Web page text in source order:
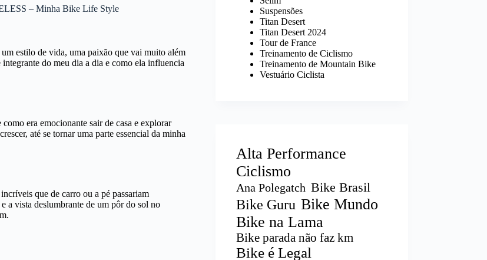
– Minha Bike Life Style
estilo de vida, uma paixão que vai muito além
do meu dia a dia e como ela influencia
era emocionante sair de casa e explorar
até se tornar uma parte essencial da minha
que de carro ou a pé passariam
a vista deslumbrante de um pôr do sol no
Suspensões
Titan Desert
Titan Desert 2024
Tour de France
Treinamento de Ciclismo
Treinamento de Mountain Bike
Vestuário Ciclista
Alta Performance
Ciclismo
Ana Polegatch Bike Brasil
Bike Guru Bike Mundo
Bike na Lama
Bike parada não faz km
Bike é Legal